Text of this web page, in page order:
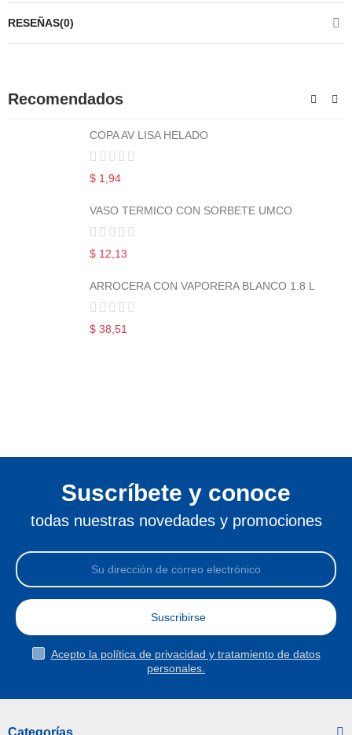
RESEÑAS(0)
Recomendados
COPA AV LISA HELADO
$ 1,94
VASO TERMICO CON SORBETE UMCO
$ 12,13
ARROCERA CON VAPORERA BLANCO 1.8 L
$ 38,51
Suscríbete y conoce
todas nuestras novedades y promociones
Suscribirse
Acepto la política de privacidad y tratamiento de datos
personales.
Categorías